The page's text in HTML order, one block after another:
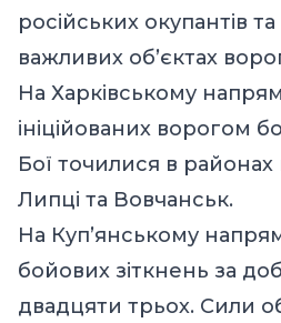
російських окупантів
важливих об’єктах
На Харківському
ініційованих ворогом
Бої точилися в районах
Липці та Вовчанськ.
На Куп’янському
бойових зіткнень за
двадцяти трьох. Сили